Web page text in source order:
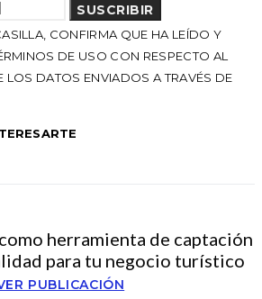
SUSCRIBIR
CONFIRMA QUE HA LEÍDO Y
DE USO CON RESPECTO AL
LOS DATOS ENVIADOS A TRAVÉS DE
PUBLICACIÓN